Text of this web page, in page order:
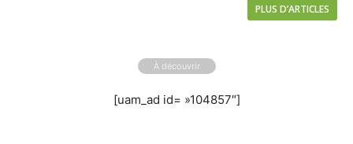
PLUS D’ARTICLES
À découvrir
[uam_ad id= »104857″]